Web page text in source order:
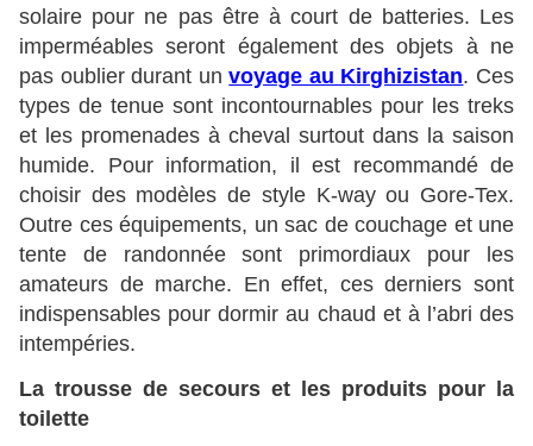
solaire pour ne pas être à court de batteries. Les
imperméables seront également des objets à ne
pas oublier durant unvoyage au Kirghizistan. Ces
types de tenue sont incontournables pour les treks
et les promenades à cheval surtout dans la saison
humide. Pour information, il est recommandé de
choisir des modèles de style K-way ou Gore-Tex.
Outre ces équipements, un sac de couchage et une
tente de randonnée sont primordiaux pour les
amateurs de marche. En effet, ces derniers sont
indispensables pour dormir au chaud et à l’abri des
intempéries.
La trousse de secours et les produits pour la
toilette